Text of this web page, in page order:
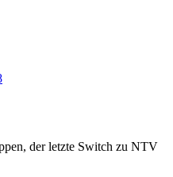
der letzte Switch zu NTV